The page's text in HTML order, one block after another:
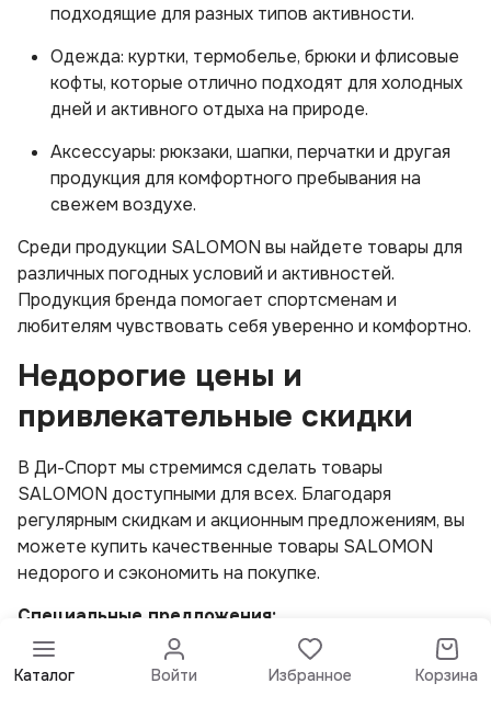
подходящие для разных типов активности.
Одежда: куртки, термобелье, брюки и флисовые
кофты, которые отлично подходят для холодных
дней и активного отдыха на природе.
Аксессуары: рюкзаки, шапки, перчатки и другая
продукция для комфортного пребывания на
свежем воздухе.
Среди продукции SALOMON вы найдете товары для
различных погодных условий и активностей.
Продукция бренда помогает спортсменам и
любителям чувствовать себя уверенно и комфортно.
Недорогие цены и
привлекательные скидки
В Ди-Спорт мы стремимся сделать товары
SALOMON доступными для всех. Благодаря
регулярным скидкам и акционным предложениям, вы
можете купить качественные товары SALOMON
недорого и сэкономить на покупке.
Специальные предложения:
Постоянные скидки на популярные категории
товаров.
Каталог Войти Избранное Корзина